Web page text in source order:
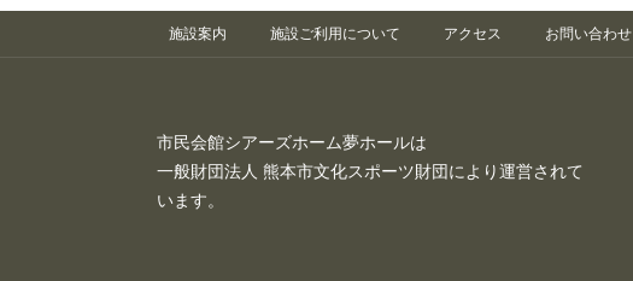
施設案内 施設ご利用について アクセス お問い合わせ
市民会館シアーズホーム夢ホールは
一般財団法人 熊本市文化スポーツ財団により運営されて
います。